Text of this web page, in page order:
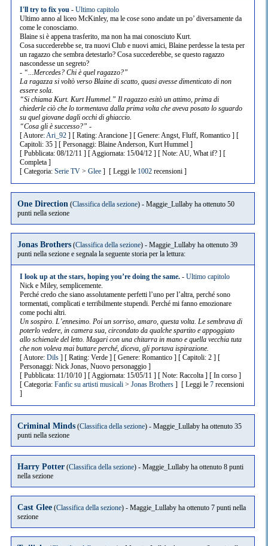
Il mio personaggio preferito in una serie televisiva è Kurt
Hummel. E non c'è bisogno di spiegare perché.
Ho troppe canzoni preferite, troppe ossessioni, troppi momenti
sclerosi quotidiani.
Ma, in fondo, mi va bene così.
I'm proud to be different. Is the best thing about me.
- Kurt Hummel -
I'll try to fix you -Ultimo capitolo
Ultimo anno al liceo McKinley, ma le cose sono andate un po’ diversamente da
come le conosciamo.
Blaine si è appena trasferito, ma non ha mai conosciuto Kurt.
Cosa succederebbe se, tra nuovi Club e nuovi amici, Blaine perdesse la testa per
un ragazzo che sembra detestarlo? Cosa succederebbe, se questo ragazzo
nascondesse un segreto?
- “...Mercedes? Chi è quel ragazzo?”
La ragazza si voltò verso Blaine di scatto, quasi avesse dimenticato di non
essere sola.
“Si chiama Kurt. Kurt Hummel.” Il ragazzo esitò un attimo, prima di
chiederle ciò che lo tormentava dalla prima volta che aveva posato lo sguardo
su quel giovane dagli occhi di ghiaccio.
“Cosa gli è successo?” -
[ Autore:Ari_92 ] [ Rating: Arancione ] [ Genere: Angst, Fluff, Romantico ] [
Capitoli: 35 ] [ Personaggi: Blaine Anderson, Kurt Hummel ]
[ Pubblicata: 08/12/11 ] [ Aggiornata: 15/04/12 ] [ Note: AU, What if? ] [
Completa ]
[ Categoria:Serie TV >Glee ] [ Leggi le 1002 recensioni ]
One Direction (Classifica della sezione) - Maggie_Lullaby ha ottenuto 50
punti nella sezione
Jonas Brothers (Classifica della sezione) - Maggie_Lullaby ha ottenuto 39
punti nella sezione e segnala la seguente storia per la lettura:
I look up at the stars, hoping you’re doing the same. -Ultimo capitolo
Nick e Miley, semplicemente.
Perché credo che siano assolutamente perfetti l’uno per l’altra, perché sono
tormentati, complicati e terribilmente stupendi. Perché mi fanno emozionare
come pochi altri.
Un sospiro. L’ennesimo. Poi un sorriso, amaro, questa volta. Le sembrava di
poterlo vedere, in camera sua, circondato da qualche spartito e appoggiato
allo schienale del letto. Magari con una chitarra in mano e quella vecchia tuta
che non voleva mai buttare perché, diceva, gli portava ispirazione.
[ Autore:Dils ] [ Rating: Verde ] [ Genere: Romantico ] [ Capitoli: 2 ] [
Personaggi: Nick Jonas, Nuovo personaggio ]
[ Pubblicata: 11/10/10 ] [ Aggiornata: 15/05/11 ] [ Note: Raccolta ] [ In corso ]
[ Categoria:Fanfic su artisti musicali >Jonas Brothers ] [ Leggi le7 recensioni
]
Criminal Minds (Classifica della sezione) - Maggie_Lullaby ha ottenuto 35
punti nella sezione
Harry Potter (Classifica della sezione) - Maggie_Lullaby ha ottenuto 8 punti
nella sezione
Cast Glee (Classifica della sezione) - Maggie_Lullaby ha ottenuto 7 punti nella
sezione